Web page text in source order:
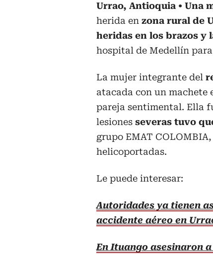
Urrao, Antioquia Una
herida en zona rural de
heridas en los brazos y
hospital de Medellín
La mujer integrante del
atacada con un machete
pareja sentimental. Ella
lesiones severas tuvo
grupo EMAT
helicoportadas.
Le puede interesar:
Autoridades ya tienen
accidente aéreo en
En Ituango asesinaron